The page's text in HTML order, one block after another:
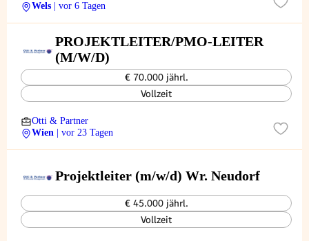
Wels
| vor 6 Tagen
PROJEKTLEITER/PMO-LEITER
(M/W/D)
€ 70.000 jährl.
Vollzeit
Otti & Partner
Wien
| vor 23 Tagen
Projektleiter (m/w/d) Wr. Neudorf
€ 45.000 jährl.
Vollzeit